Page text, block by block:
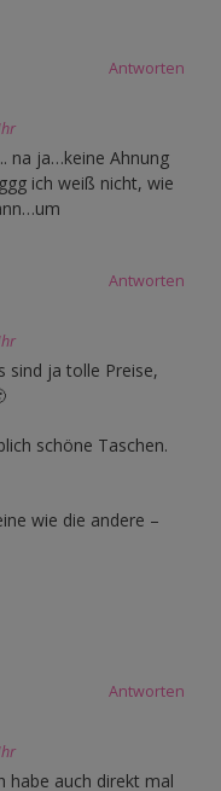
Antworten
na ja…keine Ahnung
ich weiß nicht, wie
Antworten
sind ja tolle Preise,
schöne Taschen.
wie die andere –
Antworten
habe auch direkt mal